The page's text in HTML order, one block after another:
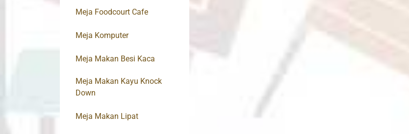
Meja Foodcourt Cafe
Meja Komputer
Meja Makan Besi Kaca
Meja Makan Kayu Knock
Down
Meja Makan Lipat